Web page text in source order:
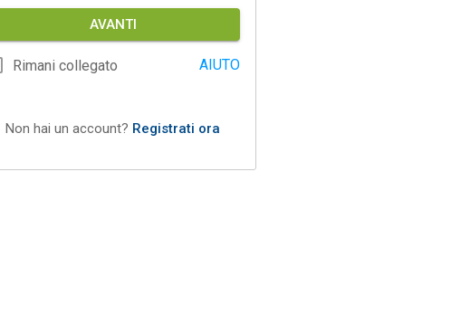
AVANTI
Rimani collegato AIUTO
Non hai un account? Registrati ora